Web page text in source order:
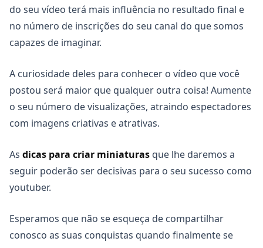
do seu vídeo terá mais influência no resultado final e
no número de inscrições do seu canal do que somos
capazes de imaginar.
A curiosidade deles para conhecer o vídeo que você
postou será maior que qualquer outra coisa! Aumente
o seu número de visualizações, atraindo espectadores
com imagens criativas e atrativas.
As dicas para criar miniaturas que lhe daremos a
seguir poderão ser decisivas para o seu sucesso como
youtuber.
Esperamos que não se esqueça de compartilhar
conosco as suas conquistas quando finalmente se